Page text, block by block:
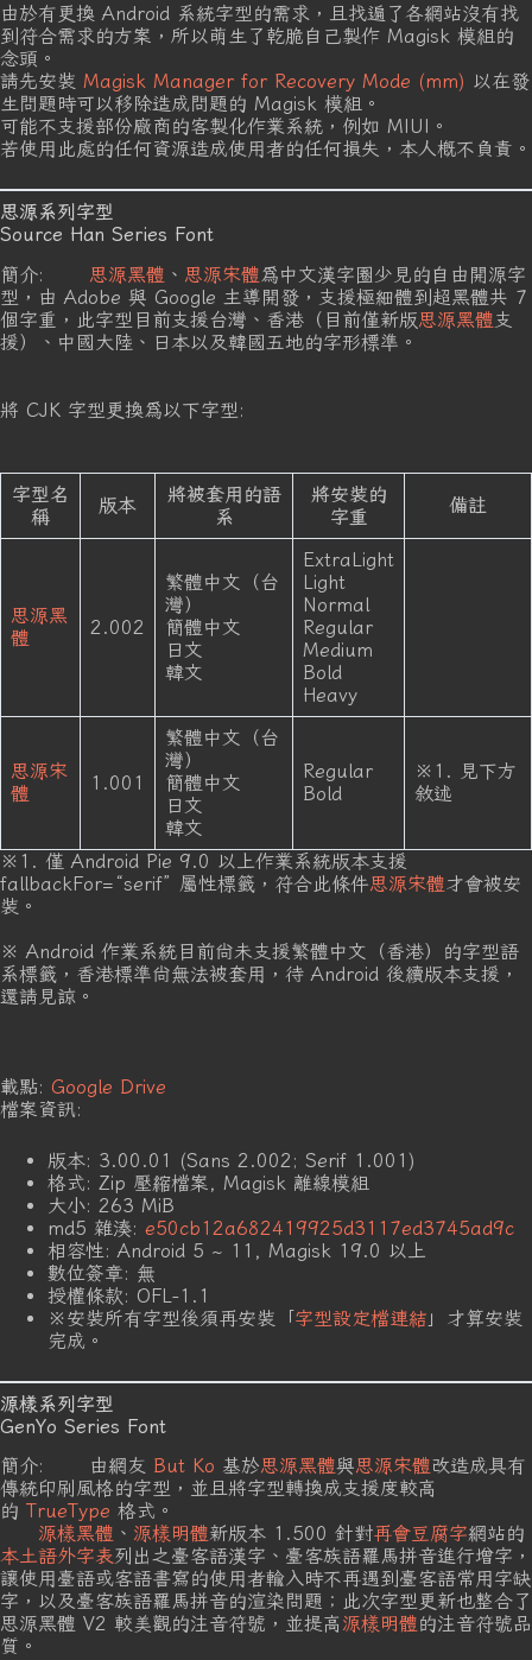
由於有更換 Android 系統字型的需求，且找遍了各網站沒有找
到符合需求的方案，所以萌生了乾脆自己製作 Magisk 模組的
念頭。
請先安裝 Magisk Manager for Recovery Mode (mm) 以在發
生問題時可以移除造成問題的 Magisk 模組。
可能不支援部份廠商的客製化作業系統，例如 MIUI。
若使用此處的任何資源造成使用者的任何損失，本人概不負責。
思源系列字型
Source Han Series Font
簡介: 思源黑體 、 思源宋體爲中文漢字圈少見的自由開源字
型，由 Adobe 與 Google 主導開發，支援極細體到超黑體共 7
個字重，此字型目前支援台灣、香港（目前僅新版思源黑體支
援）、中國大陸、日本以及韓國五地的字形標準。
將 CJK 字型更換爲以下字型:
字型名
稱
版本
將被套用的語
系
將安裝的
字重
備註
思源黑
體
2.002
繁體中文（台
灣）
簡體中文
日文
韓文
ExtraLight
Light
Normal
Regular
Medium
Bold
Heavy
思源宋
體
1.001
繁體中文（台
灣）
簡體中文
日文
韓文
Regular
Bold
※1. 見下方
敘述
※1. 僅 Android Pie 9.0 以上作業系統版本支援
fallbackFor=“serif” 屬性標籤，符合此條件思源宋體才會被安
裝。
※ Android 作業系統目前尚未支援繁體中文（香港）的字型語
系標籤，香港標準尚無法被套用，待 Android 後續版本支援，
還請見諒。
載點: Google Drive
檔案資訊:
版本: 3.00.01 (Sans 2.002; Serif 1.001)
格式: Zip 壓縮檔案, Magisk 離線模組
大小: 263 MiB
md5 雜湊: e50cb12a682419925d3117ed3745ad9c
相容性: Android 5 ~ 11, Magisk 19.0 以上
數位簽章: 無
授權條款: OFL-1.1
※安裝所有字型後須再安裝「字型設定檔連結 」才算安裝
完成。
源樣系列字型
GenYo Series Font
簡介: 由網友 But Ko 基於思源黑體與思源宋體改造成具有
傳統印刷風格的字型，並且將字型轉換成支援度較高
的 TrueType 格式。
源樣黑體 、 源樣明體新版本 1.500 針對再會豆腐字網站的
本土語外字表列出之臺客語漢字、臺客族語羅馬拼音進行增字，
讓使用臺語或客語書寫的使用者輸入時不再遇到臺客語常用字缺
字，以及臺客族語羅馬拼音的渲染問題；此次字型更新也整合了
思源黑體 V2 較美觀的注音符號，並提高 源樣明體的注音符號品
質。